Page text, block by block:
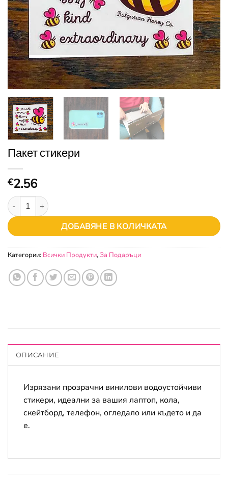
Пакет стикери
€2.56
количество за Пакет стикери
ДОБАВЯНЕ В КОЛИЧКАТА
Категории: Всички Продукти,За Подаръци
ОПИСАНИЕ
Изрязани прозрачни винилови водоустойчиви
стикери, идеални за вашия лаптоп, кола,
скейтборд, телефон, огледало или където и да
е.